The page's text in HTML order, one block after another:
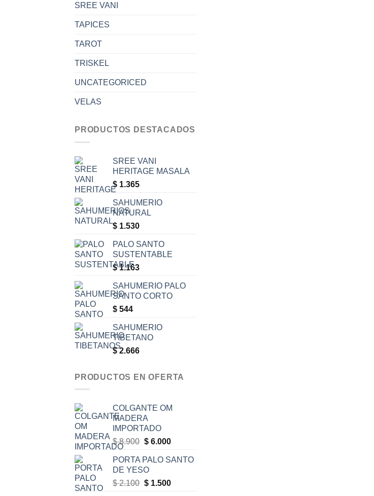
SREE VANI
TAPICES
TAROT
TRISKEL
UNCATEGORICED
VELAS
PRODUCTOS DESTACADOS
SREE VANI
HERITAGE MASALA
$ 1.365
SAHUMERIO
NATURAL
$ 1.530
PALO SANTO
SUSTENTABLE
$1.163
SAHUMERIO PALO
SANTO CORTO
$ 544
SAHUMERIO
TIBETANO
$2.666
PRODUCTOS EN OFERTA
COLGANTE OM
MADERA
IMPORTADO
$8.900 Original
was:
$ 8.900.
$6.000Current
is:
PORTA PALO SANTO
DE YESO
$2.100 Original
$1.500Current